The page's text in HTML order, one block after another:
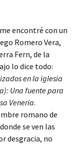
encontré con un
Romero Vera,
Fern, de la
lo dice todo:
en la iglesia
Una fuente para
Veneria.
romano de
se ven las
desgracia, no